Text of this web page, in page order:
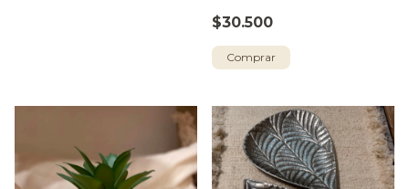
$30.500
Comprar